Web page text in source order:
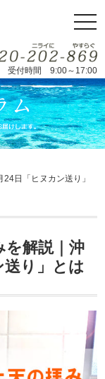
受付時間 9:00～17:00
日「ヒヌカン送り」
を解説｜沖
り」とは